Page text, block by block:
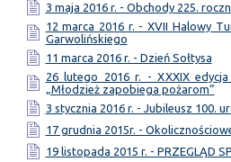
3 maja 2016 r. - Obchody 225.
12 marca 2016 r. - XVII Halowy
Garwolińskiego
11 marca 2016 r. - Dzień Sołtysa
26 lutego 2016 r. - XXXIX
„Młodzież zapobiega pożarom”
3 stycznia 2016 r. - Jubileusz 100.
17 grudnia 2015r. -
19 listopada 2015 r. - PRZEGLĄD